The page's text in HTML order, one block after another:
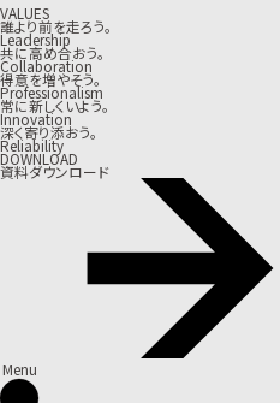
VALUES
誰より前を走ろう。
Leadership
共に高め合おう。
Collaboration
得意を増やそう。
Professionalism
常に新しくいよう。
Innovation
深く寄り添おう。
Reliability
DOWNLOAD
資料ダウンロード
Menu